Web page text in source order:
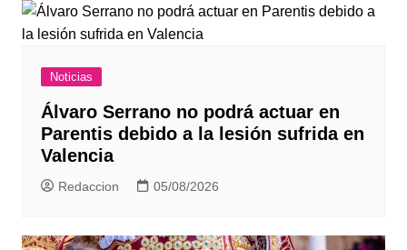
Noticias
Álvaro Serrano no podrá actuar en
Parentis debido a la lesión sufrida en
Valencia
Redaccion 05/08/2026